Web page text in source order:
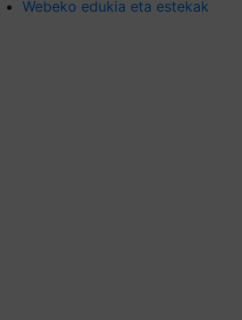
Webeko edukia eta estekak